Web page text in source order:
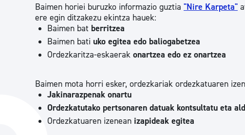
Herritarren partaidetza eta elkartegintza
Baimen horiei buruzko informazio guztia "Nire Karpeta"
ere egin ditzakezu ekintza hauek:
Baimen bat berritzea
Baimen bati uko egitea edo baliogabetzea
Ordezkaritza-eskaerak onartzea edo ez onartzea
Baimen mota horri esker, ordezkariak ordezkatuaren
Jakinarazpenak onartu
Ordezkatutako pertsonaren datuak kontsultatu eta
Ordezkatuaren izenean izapideak egitea